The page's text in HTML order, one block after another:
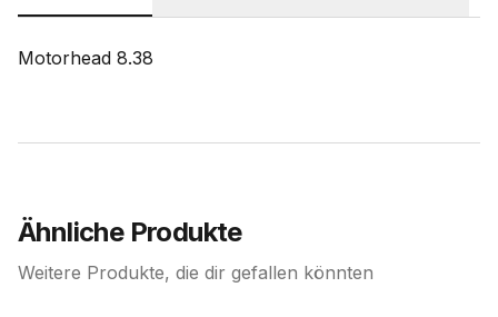
Motorhead 8.38
Ähnliche Produkte
Weitere Produkte, die dir gefallen könnten